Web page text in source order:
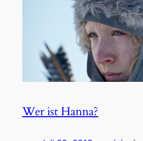
Wer ist Hanna?